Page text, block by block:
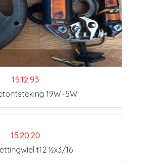
15.12.93
19W+5W
15.20.20
t12 ½x3/16